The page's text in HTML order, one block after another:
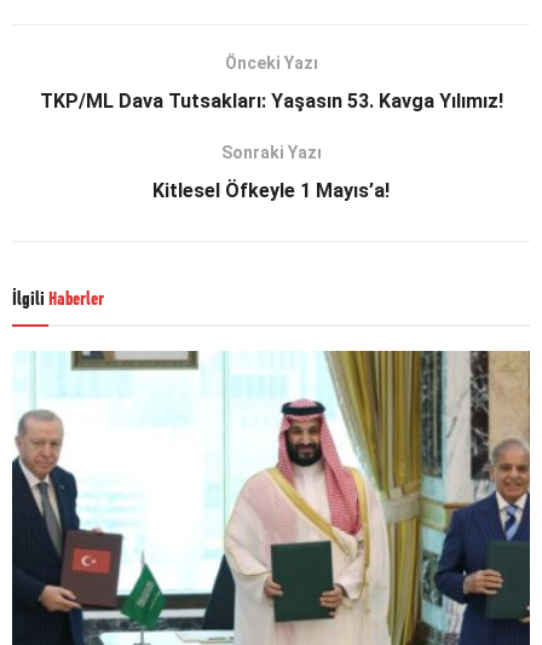
Önceki Yazı
TKP/ML Dava Tutsakları: Yaşasın 53. Kavga Yılımız!
Sonraki Yazı
Kitlesel Öfkeyle 1 Mayıs’a!
İlgili Haberler